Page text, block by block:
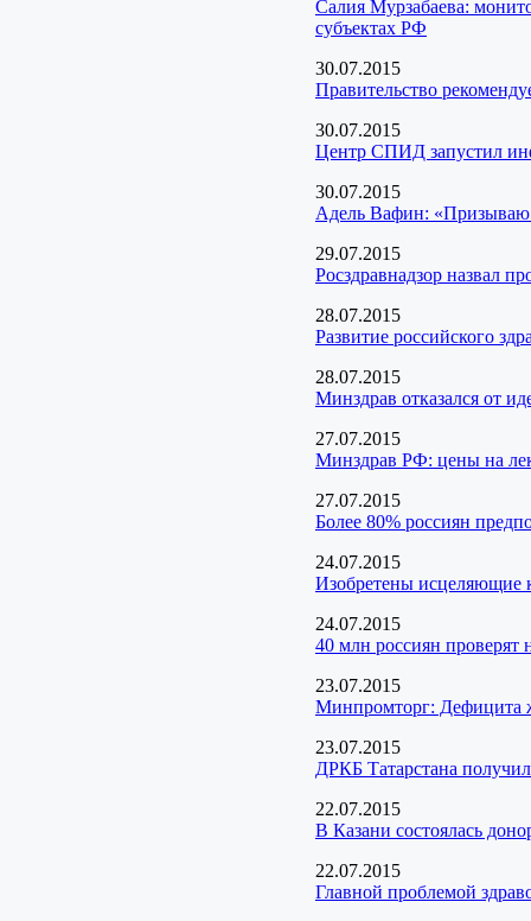
Салия Мурзабаева:
субъектах РФ
30.07.2015
Правительство
30.07.2015
Центр СПИД запустил
30.07.2015
Адель Вафин: «Призываю
29.07.2015
Росздравнадзор назвал
28.07.2015
Развитие российского
28.07.2015
Минздрав отказался от
27.07.2015
Минздрав РФ: цены на
27.07.2015
Более 80% россиян
24.07.2015
Изобретены исцеляющие
24.07.2015
40 млн россиян проверят
23.07.2015
Минпромторг: Дефицита
23.07.2015
ДРКБ Татарстана
22.07.2015
В Казани состоялась
22.07.2015
Главной проблемой